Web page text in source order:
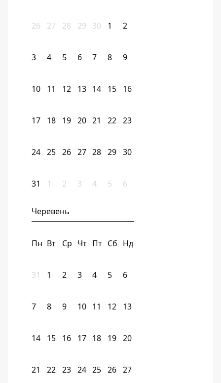
26 27 28 29 30 1 2
3 4 5 6 7 8 9
10 11 12 13 14 15 16
17 18 19 20 21 22 23
24 25 26 27 28 29 30
31 1 2 3 4 5 6
Черевень
Пн Вт Ср Чт Пт Сб Нд
31 1 2 3 4 5 6
7 8 9 10 11 12 13
14 15 16 17 18 19 20
21 22 23 24 25 26 27